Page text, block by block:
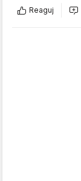
Reaguj